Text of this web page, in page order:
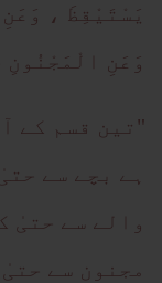
يَسْتَيْقِظَ ،
وَعَنِ الْمَجْنُونِ
"تین قسم کے
ہے بچے سے
والے سے حتیٰ
مجنون سے